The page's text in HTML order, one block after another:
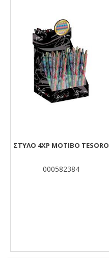
ΣΤΥΛΟ 4ΧΡ MOTIBO TESORO
000582384